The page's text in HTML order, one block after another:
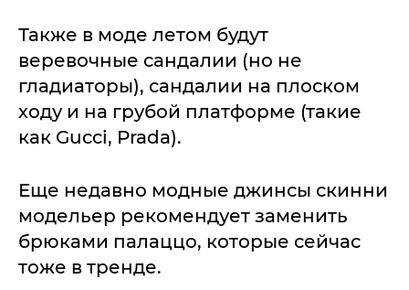
Также в моде летом будут
веревочные сандалии (но не
гладиаторы), сандалии на плоском
ходу и на грубой платформе (такие
как Gucci, Prada).
Еще недавно модные джинсы скинни
модельер рекомендует заменить
брюками палаццо, которые сейчас
тоже в тренде.